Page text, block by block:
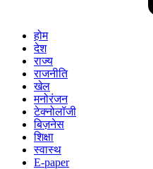
होम
देश
राज्य
राजनीति
खेल
मनोरंजन
टेक्नोलॉजी
बिज़नेस
शिक्षा
स्वास्थ
E-paper